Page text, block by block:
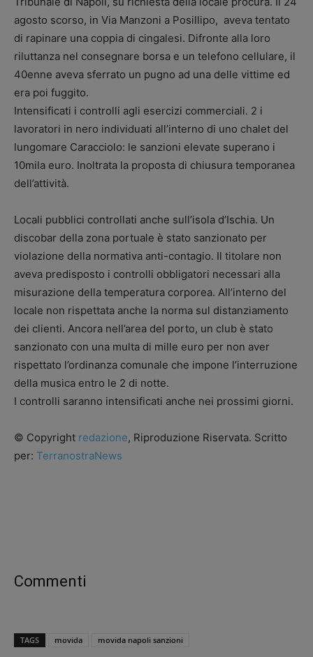
agosto scorso, in Via Manzoni a Posillipo, aveva tentato
di rapinare una coppia di cingalesi. Difronte alla loro
riluttanza nel consegnare borsa e un telefono cellulare, il
40enne aveva sferrato un pugno ad una delle vittime ed
era poi fuggito.
Intensificati i controlli agli esercizi commerciali. 2 i
lavoratori in nero individuati all’interno di uno chalet del
lungomare Caracciolo: le sanzioni elevate superano i
10mila euro. Inoltrata la proposta di chiusura temporanea
dell’attività.
Locali pubblici controllati anche sull’isola d’Ischia. Un
discobar della zona portuale è stato sanzionato per
violazione della normativa anti-contagio. Il titolare non
aveva predisposto i controlli obbligatori necessari alla
misurazione della temperatura corporea. All’interno del
locale non rispettata anche la norma sul distanziamento
dei clienti. Ancora nell’area del porto, un club è stato
sanzionato con una multa di mille euro per non aver
rispettato l’ordinanza comunale che impone l’interruzione
della musica entro le 2 di notte.
I controlli saranno intensificati anche nei prossimi giorni.
© Copyright redazione, Riproduzione Riservata. Scritto
per: TerranostraNews
Commenti
TAGS movida movida napoli sanzioni